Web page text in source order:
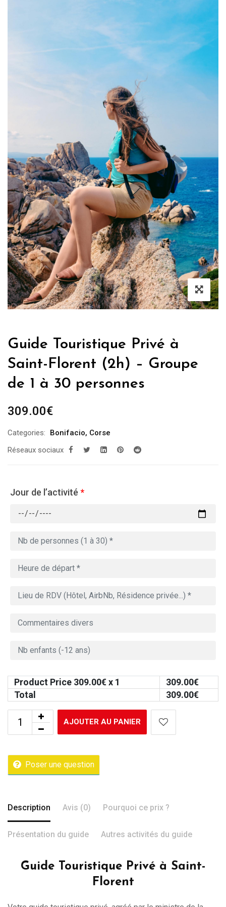
Guide Touristique Privé à
Saint-Florent (2h) – Groupe
de 1 à 30 personnes
309.00€
Categories: Bonifacio, Corse
Réseaux sociaux
Jour de l’activité *
Product Price 309.00€ x 1 309.00€
Total
309.00€
AJOUTER AU PANIER
Poser une question
Description Avis (0) Pourquoi ce prix ?
Présentation du guide Autres activités du guide
Guide Touristique Privé à Saint-
Florent